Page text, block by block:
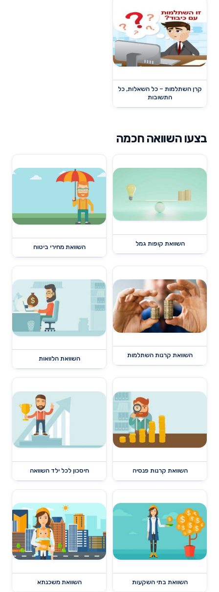
קרן השתלמות – כל השאלות, כל
התשובות
בצעו השוואה חכמה
השוואת קופות גמל
השוואת מחירי ביטוח
השוואת קרנות השתלמות
השוואת הלוואות
השוואת קרנות פנסיה חיסכון לכל ילד השוואה
השוואת בתי השקעות השוואת משכנתא